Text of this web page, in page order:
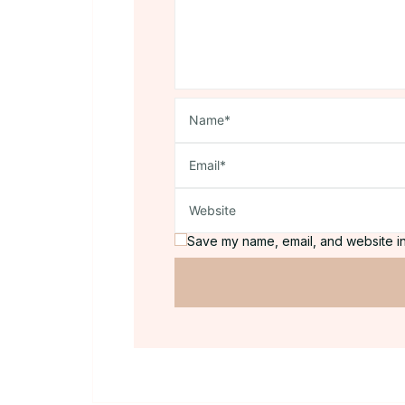
Save my name, email, and website